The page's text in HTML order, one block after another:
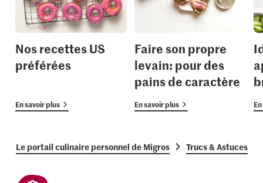
Nos recettes US
préférées
En savoir plus
Faire son propre
levain: pour des
pains de caractère
En savoir plus
Le portail culinaire personnel de Migros Trucs & Astuces